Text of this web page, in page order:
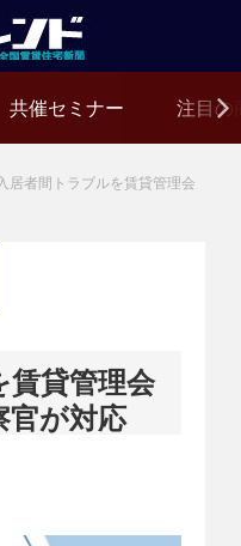
共催セミナー 注目の
入居者間トラブルを賃貸管理会
賃貸管理会
官が対応